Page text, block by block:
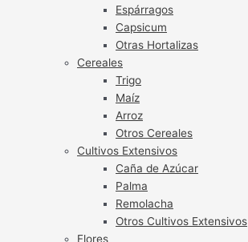
Espárragos
Capsicum
Otras Hortalizas
Cereales
Trigo
Maíz
Arroz
Otros Cereales
Cultivos Extensivos
Caña de Azúcar
Palma
Remolacha
Otros Cultivos Extensivos
Flores